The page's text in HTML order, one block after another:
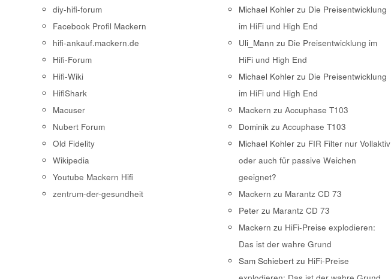
diy-hifi-forum
Facebook Profil Mackern
hifi-ankauf.mackern.de
Hifi-Forum
Hifi-Wiki
HifiShark
Macuser
Nubert Forum
Old Fidelity
Wikipedia
Youtube Mackern Hifi
zentrum-der-gesundheit
Michael Kohler zu Die Preisentwicklung
im HiFi und High End
Uli_Mann zu Die Preisentwicklung im
HiFi und High End
Michael Kohler zu Die Preisentwicklung
im HiFi und High End
Mackern zuAccuphase T103
Dominik zuAccuphase T103
Michael Kohler zu FIR Filter nur Vollaktiv
oder auch für passive Weichen
geeignet?
Mackern zu Marantz CD 73
Peter zu Marantz CD 73
Mackern zu HiFi-Preise explodieren:
Das ist der wahre Grund
Sam Schiebert zu HiFi-Preise